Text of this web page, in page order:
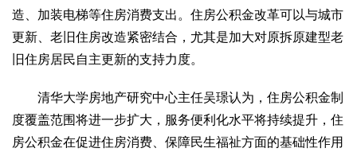
造、加装电梯等住房消费支出。住房公积金改革可以与城市
更新、老旧住房改造紧密结合，尤其是加大对原拆原建型老
旧住房居民自主更新的支持力度。
清华大学房地产研究中心主任吴璟认为，住房公积金制
度覆盖范围将进一步扩大，服务便利化水平将持续提升，住
房公积金在促进住房消费、保障民生福祉方面的基础性作用